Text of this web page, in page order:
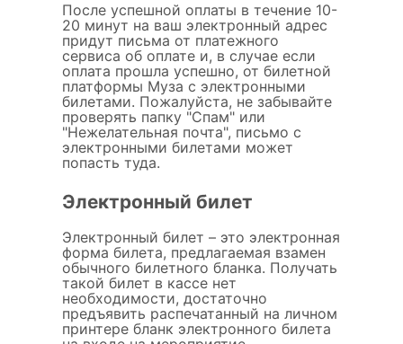
После успешной оплаты в течение 10-
20 минут на ваш электронный адрес
придут письма от платежного
сервиса об оплате и, в случае если
оплата прошла успешно, от билетной
платформы Муза с электронными
билетами. Пожалуйста, не забывайте
проверять папку "Спам" или
"Нежелательная почта", письмо с
электронными билетами может
попасть туда.
Электронный билет
Электронный билет – это электронная
форма билета, предлагаемая взамен
обычного билетного бланка. Получать
такой билет в кассе нет
необходимости, достаточно
предъявить распечатанный на личном
принтере бланк электронного билета